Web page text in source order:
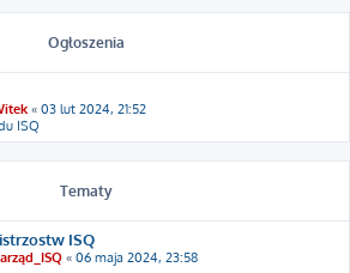
Ogłoszenia
« 03 lut 2024, 21:52
ISQ
Tematy
ISQ
« 06 maja 2024, 23:58